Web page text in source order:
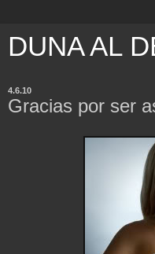
DUNA AL
4.6.10
Gracias por ser